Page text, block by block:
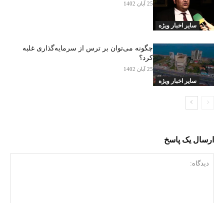
سایر اخبار ویژه
25 آبان 1402
سایر اخبار ویژه
چگونه می‌توان بر ترس از سرمایه‌گذاری غلبه
کرد؟
25 آبان 1402
ارسال یک پاسخ